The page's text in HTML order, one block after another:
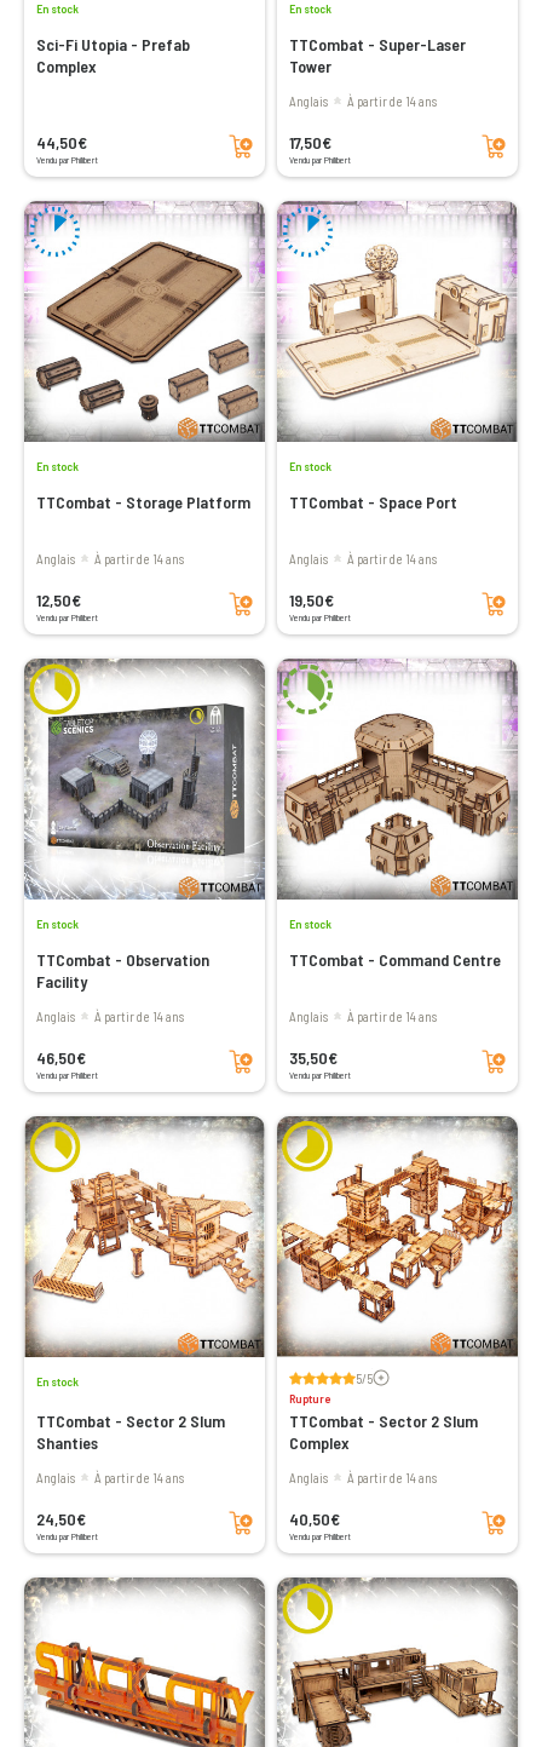
En stock
Sci-Fi Utopia - Prefab
Complex
44,50€
Vendu par Philibert
Ajouter au panier
En stock
TTCombat - Super-Laser
Tower
Anglais à partir de 14 ans
17,50€
Vendu par Philibert
Ajouter au panier
En stock
TTCombat - Storage Platform
Anglais à partir de 14 ans
12,50€
Vendu par Philibert
Ajouter au panier
En stock
TTCombat - Space Port
Anglais à partir de 14 ans
19,50€
Vendu par Philibert
Ajouter au panier
En stock
TTCombat - Observation
Facility
Anglais à partir de 14 ans
46,50€
Vendu par Philibert
Ajouter au panier
En stock
TTCombat - Command Centre
Anglais à partir de 14 ans
35,50€
Vendu par Philibert
Ajouter au panier
En stock
TTCombat - Sector 2 Slum
Shanties
Anglais à partir de 14 ans
24,50€
Vendu par Philibert
Ajouter au panier
5/5Voir les avis
Rupture
TTCombat - Sector 2 Slum
Complex
Anglais à partir de 14 ans
40,50€
Vendu par Philibert
Ajouter au panier